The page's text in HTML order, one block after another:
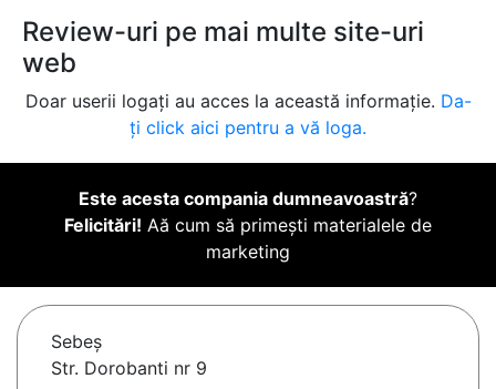
Review-uri pe mai multe site-uri
web
Doar userii logați au acces la această informație. Da-
ți click aici pentru a vă loga.
Este acesta compania dumneavoastră?
Felicitări! Aă cum să primești materialele de
marketing
Sebeş
Str. Dorobanti nr 9